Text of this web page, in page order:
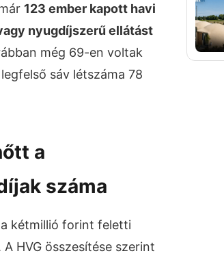
123 ember kapott havi
nyugdíjszerű ellátást
még 69-en voltak
sáv létszáma 78
a
száma
kétmillió forint feletti
HVG összesítése szerint